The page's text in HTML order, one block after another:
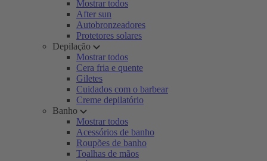
Mostrar todos
After sun
Autobronzeadores
Protetores solares
Depilação
Mostrar todos
Cera fria e quente
Giletes
Cuidados com o barbear
Creme depilatório
Banho
Mostrar todos
Acessórios de banho
Roupões de banho
Toalhas de mãos